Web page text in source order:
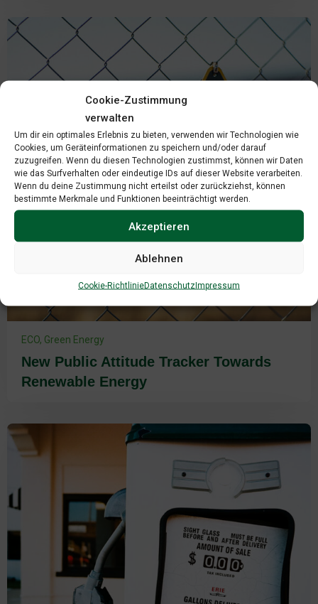
Cookie-Zustimmung
verwalten
Um dir ein optimales Erlebnis zu bieten, verwenden wir Technologien wie
Cookies, um Geräteinformationen zu speichern und/oder darauf
zuzugreifen. Wenn du diesen Technologien zustimmst, können wir Daten
wie das Surfverhalten oder eindeutige IDs auf dieser Website verarbeiten.
Wenn du deine Zustimmung nicht erteilst oder zurückziehst, können
bestimmte Merkmale und Funktionen beeinträchtigt werden.
Akzeptieren
Ablehnen
Cookie-RichtlinieDatenschutzImpressum
ECO, Green Energy
New Public Attitude Tracker Towards
Renewable Energy